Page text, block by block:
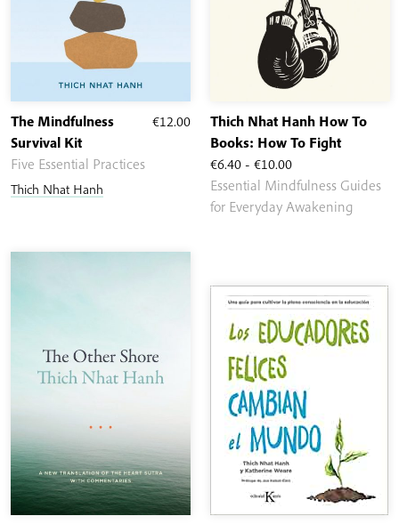
€12.00
The Mindfulness
Survival Kit
Five Essential Practices
Thich Nhat Hanh
€6.40 - €10.00Rango
de
precios:
€10.00
Thich Nhat Hanh How To
Books: How To Fight
Essential Mindfulness Guides
for Everyday Awakening